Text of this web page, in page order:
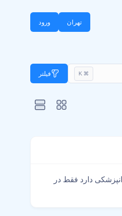
تهران ورود
⌘ K فیلتر
محصولات تجهیزات دندانپزشکی دارد فقط در